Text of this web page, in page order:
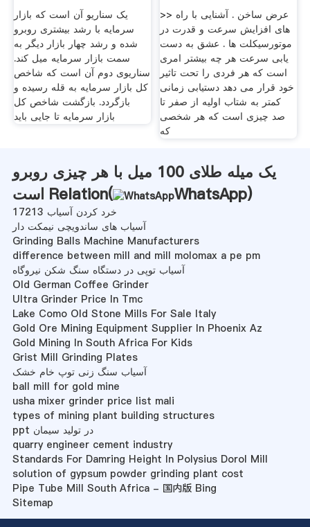
یک سناریو آن است که بازار
سرمایه با رشد بیشتری روبرو
شده و رشد چهار بازار دیگر به
سمت بازار سرمایه میل کند.
سناریوی دوم آن است که شاخص
کل بازار سرمایه به قله رسیده و
بازگردد. بازگشت شاخص کل
بازار سرمایه تا جایی باید
>> عرض ساخن . آشنایی با راه
های افزایش سرعت و قدرت در
موتورسیکلت ها . عشق به دست
یابی سرعت هر چه بیشتر امری
است که هر فردی را تحت تاثیر
خود قرار می دهد دستیابی زمانی
کمتر به شتاب اولیه از صفر تا
صد چیزی است که هر شخصی
که
یک میله طلای 100 میل با هر چیزی روبرو
است Relation(
WhatsApp)
خرد کردن آسیاب 17213
آسیاب های ساندویچی نیمکت دار
Grinding Balls Machine Manufacturers
difference between mill and mill molomax a pe pm
آسیاب توپی در دستگاه سنگ شکن نیروگاه
Old German Coffee Grinder
Ultra Grinder Price In Tmc
Lake Como Old Stone Mills For Sale Italy
Gold Ore Mining Equipment Supplier In Phoenix Az
Gold Mining In South Africa For Kids
Grist Mill Grinding Plates
آسیاب سنگ زنی توپ خام خشک
ball mill for gold mine
usha mixer grinder price list mali
types of mining plant building structures
ppt در تولید سیمان
quarry engineer cement industry
Standards For Damring Height In Polysius Dorol Mill
solution of gypsum powder grinding plant cost
Pipe Tube Mill South Africa - 国内版 Bing
Sitemap